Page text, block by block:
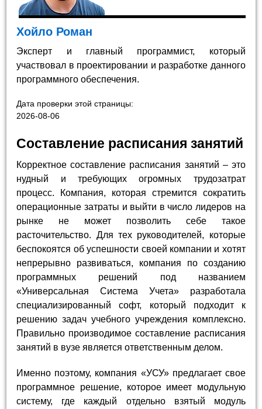
Хойло Роман
Эксперт и главный программист, который
участвовал в проектировании и разработке данного
программного обеспечения.
Дата проверки этой страницы:
2026-08-06
Составление расписания занятий
Корректное составление расписания занятий – это
нудный и требующих огромных трудозатрат
процесс. Компания, которая стремится сократить
операционные затраты и выйти в число лидеров на
рынке не может позволить себе такое
расточительство. Для тех руководителей, которые
беспокоятся об успешности своей компании и хотят
непрерывно развиваться, компания по созданию
программных решений под названием
«Универсальная Система Учета» разработала
специализированный софт, который подходит к
решению задач учебного учреждения комплексно.
Правильно производимое составление расписания
занятий в вузе является ответственным делом.
Именно поэтому, компания «УСУ» предлагает свое
программное решение, которое имеет модульную
систему, где каждый отдельно взятый модуль